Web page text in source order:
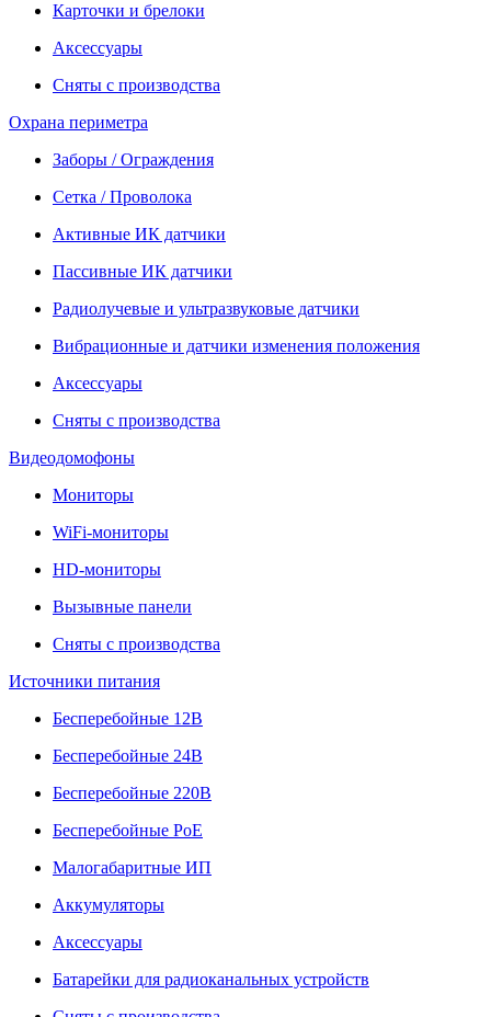
Карточки и брелоки
Аксессуары
Сняты с производства
Охрана периметра
Заборы / Ограждения
Сетка / Проволока
Активные ИК датчики
Пассивные ИК датчики
Радиолучевые и ультразвуковые датчики
Вибрационные и датчики изменения положения
Аксессуары
Сняты с производства
Видеодомофоны
Мониторы
WiFi-мониторы
HD-мониторы
Вызывные панели
Сняты с производства
Источники питания
Бесперебойные 12В
Бесперебойные 24В
Бесперебойные 220В
Бесперебойные PoE
Малогабаритные ИП
Аккумуляторы
Аксессуары
Батарейки для радиоканальных устройств